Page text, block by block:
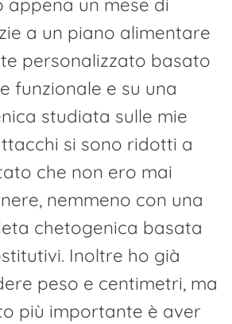
appena un mese di
a un piano alimentare
personalizzato basato
funzionale e su una
studiata sulle mie
si sono ridotti a
che non ero mai
nemmeno con una
chetogenica basata
Inoltre ho già
peso e centimetri, ma
più importante è aver